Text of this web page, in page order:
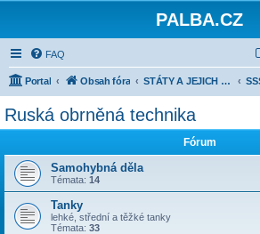
PALBA.CZ
FAQ
Portal Obsah fóra STÁTY A JEJICH ARMÁDY 1918-1945
Ruská obrněná technika
Fórum
Samohybná děla
Témata: 14
Tanky
lehké, střední a těžké tanky
Témata: 33